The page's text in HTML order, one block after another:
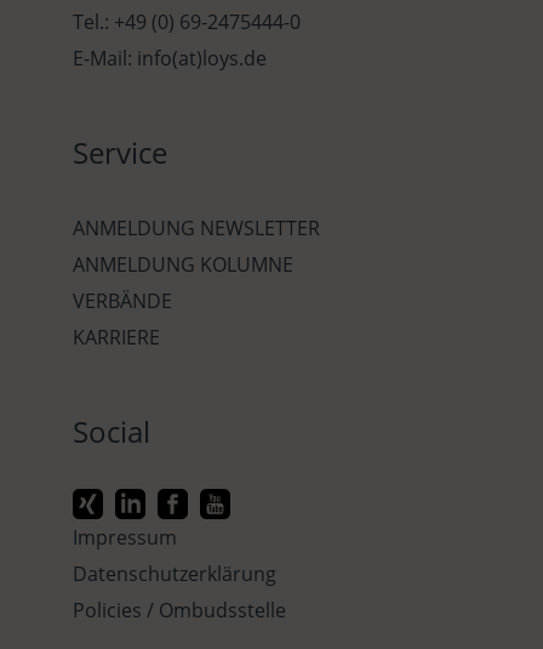
Tel.: +49 (0) 69-2475444-0
E-Mail: info(at)loys.de
Service
ANMELDUNG NEWSLETTER
ANMELDUNG KOLUMNE
VERBÄNDE
KARRIERE
Social
Impressum
Datenschutzerklärung
Policies / Ombudsstelle